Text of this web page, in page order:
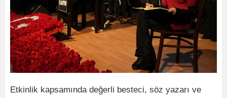
Etkinlik kapsamında değerli besteci, söz yazarı ve